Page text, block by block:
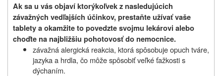
Ak sa u vás objaví ktorýkoľvek z nasledujúcich
závažných vedľajších účinkov, prestaňte užívať vaše
tablety a okamžite to povedzte svojmu lekárovi alebo
choďte na najbližšiu pohotovosť do nemocnice.
závažná alergická reakcia, ktorá spôsobuje opuch tváre,
jazyka a hrdla, čo môže spôsobiť veľké ťažkosti s
dýchaním.